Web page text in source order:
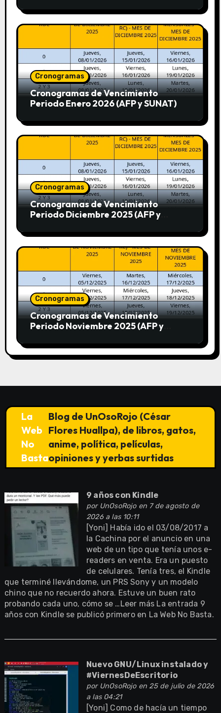
Cronogramas
Cronogramas de Vencimiento
Periodo Enero 2026 (AFP y SUNAT)
Cronogramas
Cronogramas de Vencimiento
Periodo Diciembre 2025 (AFP y
Cronogramas
Cronogramas de Vencimiento
Periodo Noviembre 2025 (AFP y
La
Web
No
Basta
Blog de UnOsoRojo (César
Flores Huallpa), de libros, gatos,
anime, política, películas,
opiniones y yerbas surtidas
9 años con Kindle
por UnOsoRojoen 7 de agosto de
2026 a las 10:11
[Yoni] Había ido el 03/08/2017 a
la Cachina por el anuncio en una
web de un tipo que tenía unos e-
readers en venta. Era un puesto
de celulares. Tenía tres, el Kindle
que terminé llevándome, un PRS Sony y un modelo
chino que no recuerdo ahora. Estuve un buen rato
probando cada uno, cómo se …Leer más La entrada 9
años con Kindle se publicó primero en La Web No Basta.
Nuevo GNU/Linux instalado y
#ViernesDeEscritorio
por UnOsoRojoen 25 de julio de 2026
a las 04:21
[Yoni] Como de hacía un tiempo